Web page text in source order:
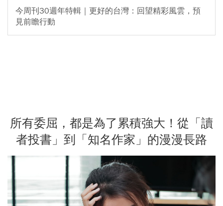
今周刊30週年特輯｜更好的台灣：回望精彩風雲，預
見前瞻行動
所有委屈，都是為了累積強大！從「讀
者投書」到「知名作家」的漫漫長路